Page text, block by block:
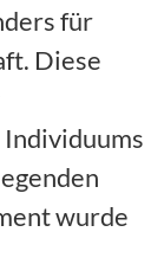
für
Diese
wurde